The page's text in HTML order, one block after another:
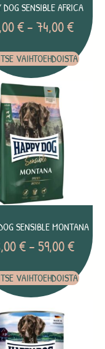
DOG SENSIBLE AFRICA
€– 74,00€
VAIHTOEHDOISTA
SENSIBLE MONTANA
€ –59,00€
VAIHTOEHDOISTA